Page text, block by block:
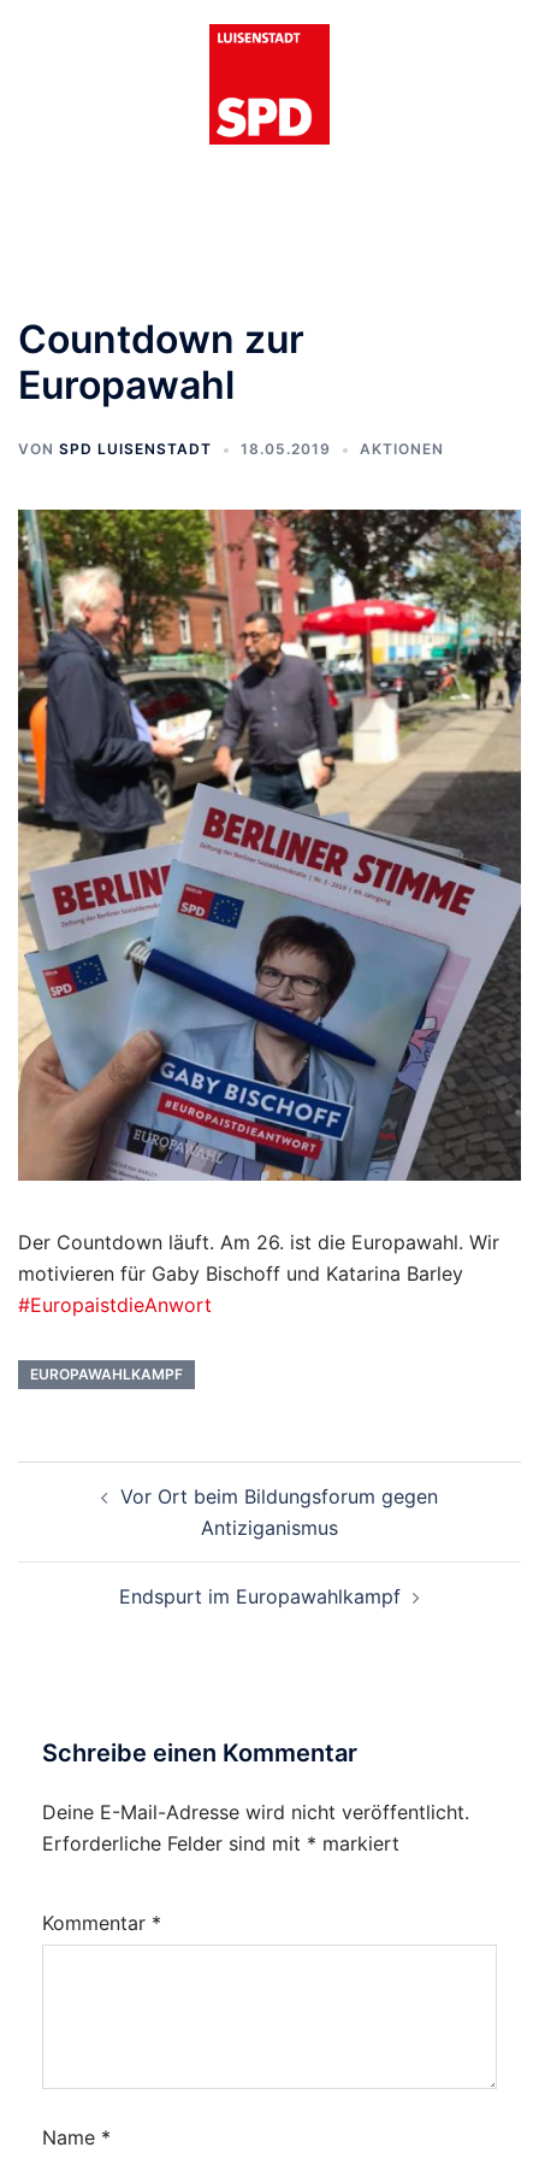
Countdown zur
Europawahl
VON SPD LUISENSTADT 18.05.2019 AKTIONEN
Der Countdown läuft. Am 26. ist die Europawahl. Wir
motivieren für Gaby Bischoff und Katarina Barley
#EuropaistdieAnwort
EUROPAWAHLKAMPF
Vor Ort beim Bildungsforum gegen
Antiziganismus
Endspurt im Europawahlkampf
Schreibe einen Kommentar
Deine E-Mail-Adresse wird nicht veröffentlicht.
Erforderliche Felder sind mit * markiert
Kommentar *
Name *